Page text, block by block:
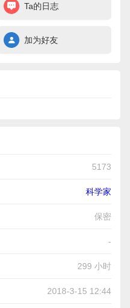
Ta的日志
加为好友
5173
科学家
保密
-
299 小时
2018-3-15 12:44